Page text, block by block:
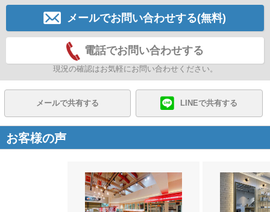
メールでお問い合わせする(無料)
電話でお問い合わせする
現況の確認はお気軽にお問い合わせください。
メールで共有する LINEで共有する
お客様の声